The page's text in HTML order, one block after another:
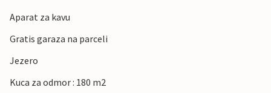
Aparat za kavu
Gratis garaza na parceli
Jezero
Kuca za odmor : 180 m2